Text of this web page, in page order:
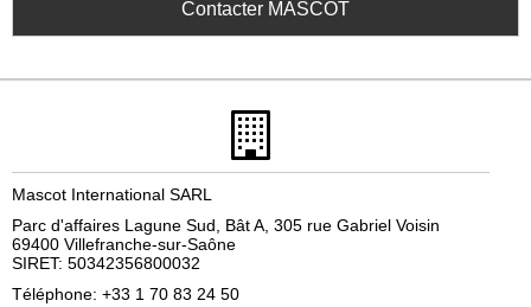
Contacter MASCOT
Mascot International SARL
Parc d'affaires Lagune Sud, Bât A, 305 rue Gabriel Voisin
69400 Villefranche-sur-Saône
SIRET: 50342356800032
Téléphone: +33 1 70 83 24 50